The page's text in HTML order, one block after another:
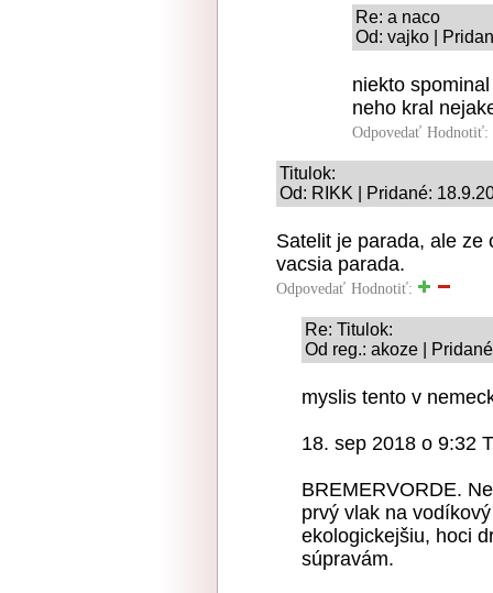
Re: a naco
Od: vajko |
niekto
neho kral
Odpovedať Hodnotiť:
Titulok:
Od: RIKK | Pridané:
Satelit je parada, ale ze
vacsia parada.
Odpovedať Hodnotiť:
Re: Titulok:
Od reg.: akoze |
myslis tento v
18. sep 2018 o 9:32
BREMERVORDE.
prvý vlak na
ekologickejšiu, hoci
súpravám.